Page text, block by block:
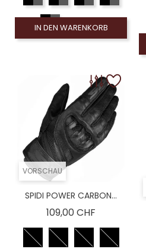
IN DEN WARENKORB
VORSCHAU
SPIDI POWER CARBON...
109,00 CHF